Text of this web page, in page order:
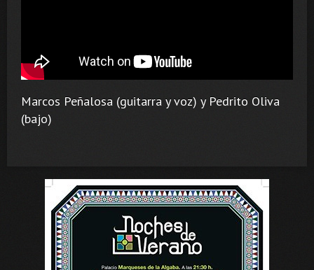
Marcos Peñalosa (guitarra y voz) y Pedrito Oliva
(bajo)